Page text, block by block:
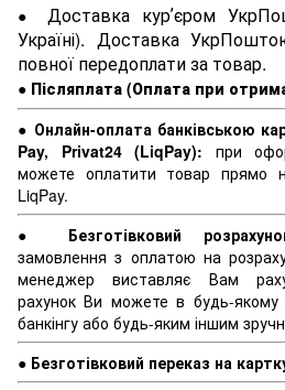
● Доставка курʼєром
Україні). Доставка
повної передоплати за товар.
● Післяплата (Оплата при
● Онлайн-оплата банківською
Pay, Privat24 (LiqPay): при
можете оплатити товар прямо
LiqPay.
● Безготівковий
замовлення з оплатою на
менеджер виставляє Вам
рахунок Ви можете в будь-якому
банкінгу або будь-яким іншим
● Безготівковий переказ на